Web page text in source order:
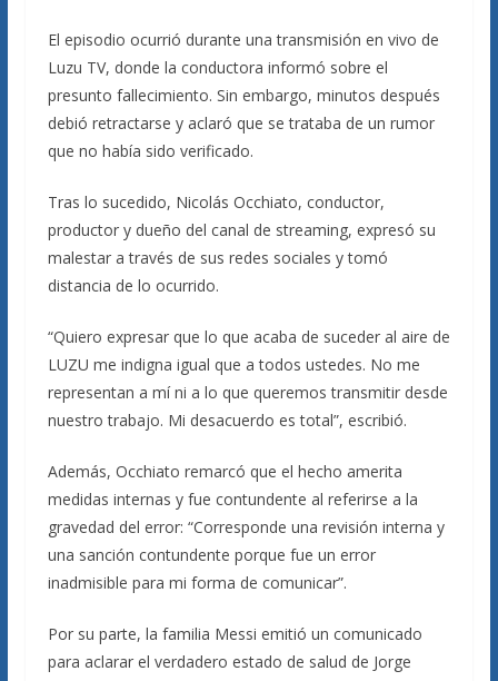
El episodio ocurrió durante una transmisión en vivo de
Luzu TV, donde la conductora informó sobre el
presunto fallecimiento. Sin embargo, minutos después
debió retractarse y aclaró que se trataba de un rumor
que no había sido verificado.
Tras lo sucedido, Nicolás Occhiato, conductor,
productor y dueño del canal de streaming, expresó su
malestar a través de sus redes sociales y tomó
distancia de lo ocurrido.
“Quiero expresar que lo que acaba de suceder al aire de
LUZU me indigna igual que a todos ustedes. No me
representan a mí ni a lo que queremos transmitir desde
nuestro trabajo. Mi desacuerdo es total”, escribió.
Además, Occhiato remarcó que el hecho amerita
medidas internas y fue contundente al referirse a la
gravedad del error: “Corresponde una revisión interna y
una sanción contundente porque fue un error
inadmisible para mi forma de comunicar”.
Por su parte, la familia Messi emitió un comunicado
para aclarar el verdadero estado de salud de Jorge